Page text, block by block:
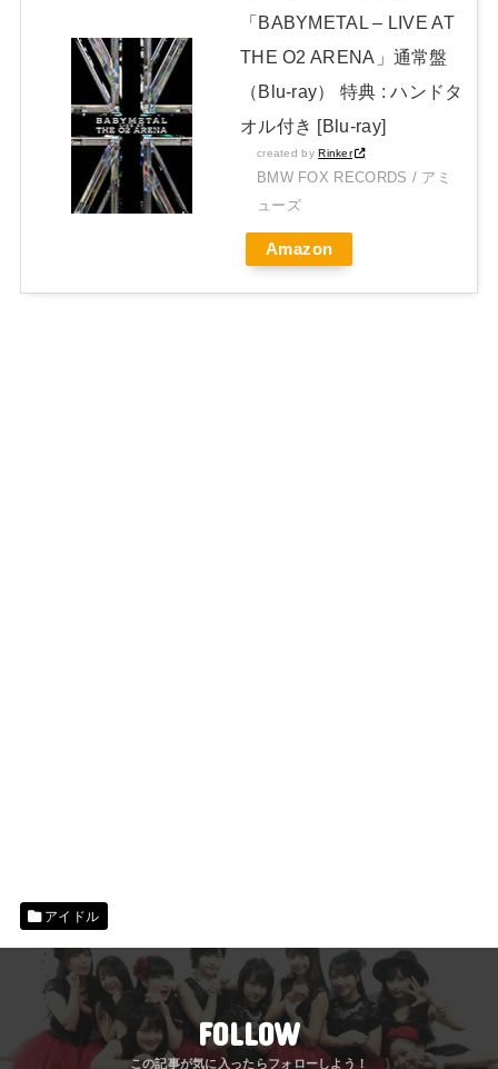
「BABYMETAL – LIVE AT
THE O2 ARENA」通常盤
（Blu-ray） 特典 : ハンドタ
オル付き [Blu-ray]
created byRinker
BMW FOX RECORDS / アミ
ューズ
Amazon
アイドル
FOLLOW